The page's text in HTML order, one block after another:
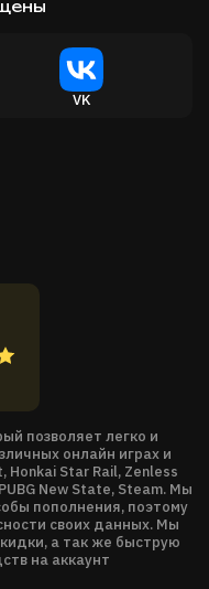
позволяет легко и
онлайн играх и
Honkai Star Rail, Zenless
New State, Steam. Мы
пополнения, поэтому
своих данных. Мы
а так же быструю
на аккаунт
VK